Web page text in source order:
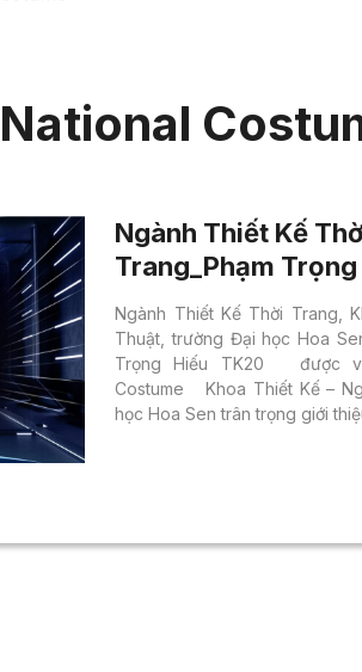
Ngành Thiết Kế
Trang_Phạm
Top 10 National
Ngành Thiết Kế Thời Trang,
Thuật, trường Đại học Hoa
Trọng Hiếu TK20 được
Costume Khoa Thiết Kế –
học Hoa Sen trân trọng giới